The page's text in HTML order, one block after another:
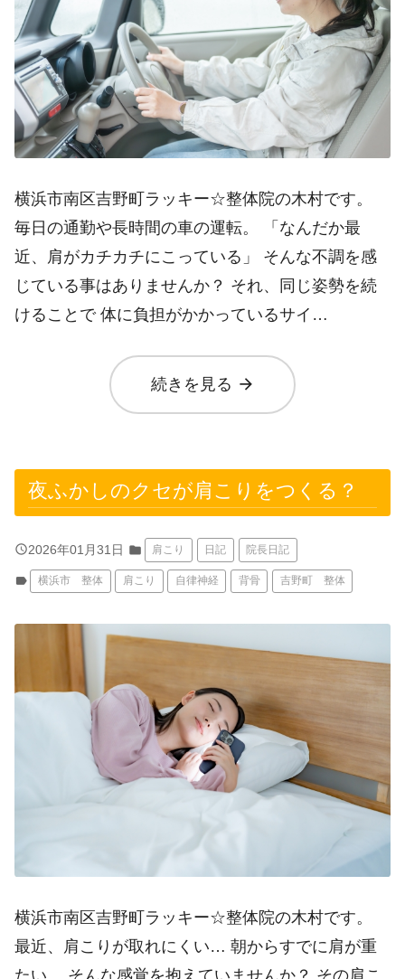
横浜市南区吉野町ラッキー☆整体院の木村です。
毎日の通勤や長時間の車の運転。 「なんだか最
近、肩がカチカチにこっている」 そんな不調を感
じている事はありませんか？ それ、同じ姿勢を続
けることで 体に負担がかかっているサイ…
続きを見る arrow_forward
夜ふかしのクセが肩こりをつくる？
query_builder2026年01月31日 folder 肩こり 日記 院長日記
label 横浜市 整体 肩こり 自律神経 背骨 吉野町 整体
横浜市南区吉野町ラッキー☆整体院の木村です。
最近、肩こりが取れにくい… 朝からすでに肩が重
たい… そんな感覚を抱えていませんか？ その肩こ